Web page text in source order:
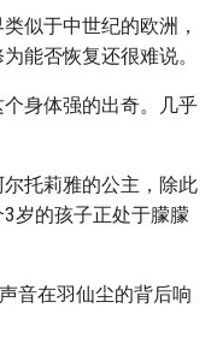
似于中世纪的欧洲，
能否恢复还很难说。
身体强的出奇。几乎
托莉雅的公主，除此
岁的孩子正处于朦朦
音在羽仙尘的背后响